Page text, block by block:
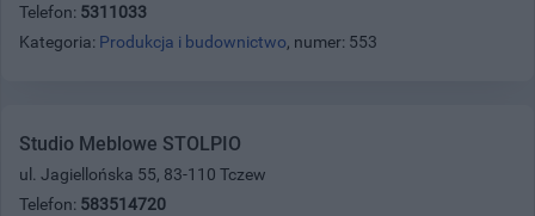
Telefon: 5311033
Kategoria: Produkcja i budownictwo, numer: 553
Studio Meblowe STOLPIO
ul. Jagiellońska 55, 83-110 Tczew
Telefon: 583514720